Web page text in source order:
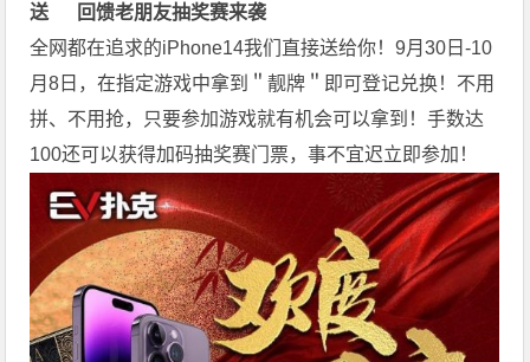
送 回馈老朋友抽奖赛来袭
全网都在追求的iPhone14我们直接送给你！9月30日-10
月8日，在指定游戏中拿到＂靓牌＂即可登记兑换！不用
拼、不用抢，只要参加游戏就有机会可以拿到！手数达
100还可以获得加码抽奖赛门票，事不宜迟立即参加！